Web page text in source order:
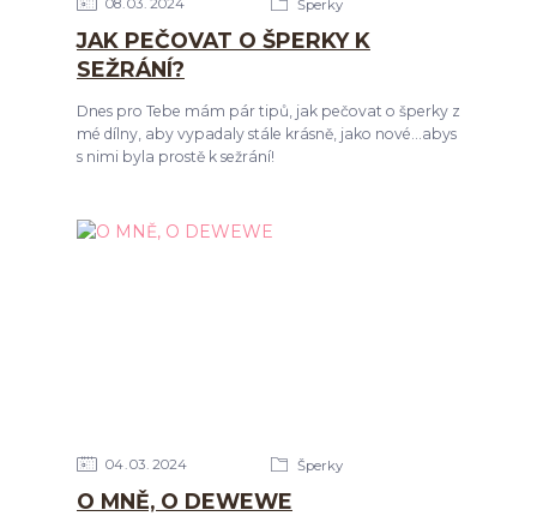
08 03 2024 Šperky
JAK PEČOVAT O ŠPERKY K
SEŽRÁNÍ?
Dnes pro Tebe mám pár tipů, jak pečovat o šperky z
mé dílny, aby vypadaly stále krásně, jako nové...abys
s nimi byla prostě k sežrání!
04 03 2024 Šperky
O MNĚ, O DEWEWE